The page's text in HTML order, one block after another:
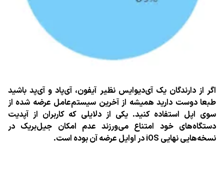
اگر از دارندگان یک آی‌دیوایس نظیر آیفون، آی‌پاد و آی‌پد باشید
طبعا دوست دارید همیشه از آخرین سیستم‌عامل عرضه شده از
سوی اپل استفاده کنید. یکی از دلایلی که کاربران از آپدیت
دستگاه‌های خود امتناع می‌ورزند عدم امکان جیل‌بریک در
نسخه‌هایی نهایی iOS در اوایل عرضه آن بوده است.